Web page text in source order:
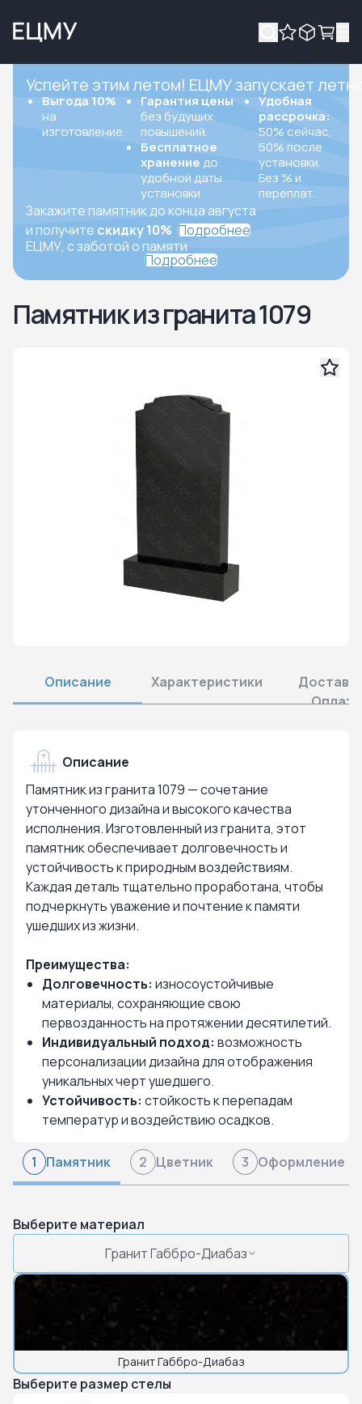
Успейте этим летом! ЕЦМУ запускает
Выгода 10%
на
изготовление.
Гарантия цены
без будущих
повышений.
Бесплатное
хранение до
удобной даты
установки.
Удобная
рассрочка:
50% сейчас,
50% после
установки.
Без % и
переплат.
Закажите памятник до конца августа
и получите скидку 10% Подробнее
ЕЦМУ, с заботой о памяти
Подробнее
Памятник из гранита 1079
Описание Характеристики
Оплата
Описание
Памятник из гранита 1079 — сочетание
утонченного дизайна и высокого качества
исполнения. Изготовленный из гранита, этот
памятник обеспечивает долговечность и
устойчивость к природным воздействиям.
Каждая деталь тщательно проработана, чтобы
подчеркнуть уважение и почтение к памяти
ушедших из жизни.
Преимущества:
Долговечность: износоустойчивые
материалы, сохраняющие свою
первозданность на протяжении десятилетий.
Индивидуальный подход: возможность
персонализации дизайна для отображения
уникальных черт ушедшего.
Устойчивость: стойкость к перепадам
температур и воздействию осадков.
1 Памятник 2 Цветник 3 Оформление
Выберите материал
Гранит Габбро-Диабаз
Гранит Габбро-Диабаз
Выберите размер стелы